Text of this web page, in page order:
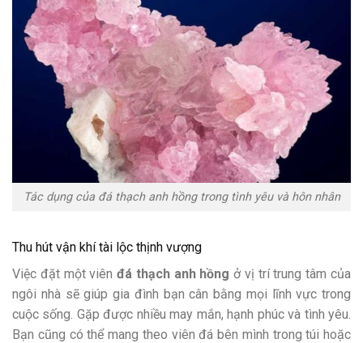
Tác dụng của đá thạch anh hồng trong tình yêu và hôn nhân
Thu hút vận khí tài lộc thịnh vượng
Việc đặt một viênđá thạch anh hồng ở vị trí trung tâm của
ngôi nhà sẽ giúp gia đình bạn cân bằng mọi lĩnh vực trong
cuộc sống. Gặp được nhiều may mắn, hạnh phúc và tình yêu.
Bạn cũng có thể mang theo viên đá bên mình trong túi hoặc